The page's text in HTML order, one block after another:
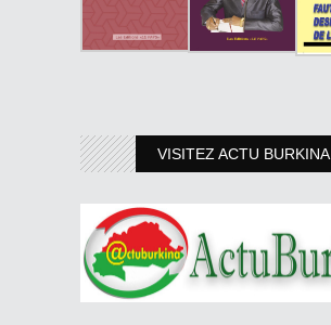
VISITEZ ACTU BURKINA